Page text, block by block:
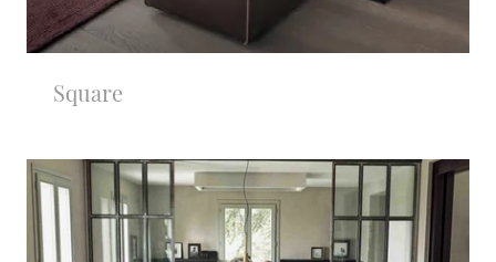
Square